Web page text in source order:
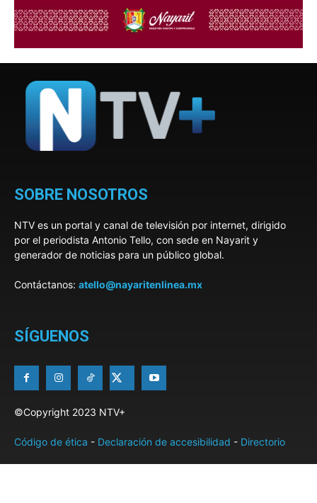
SOBRE NOSOTROS
NTV es un portal y canal de televisión por internet, dirigido
por el periodista Antonio Tello, con sede en Nayarit y
generador de noticias para un público global.
Contáctanos: atello@nayaritenlinea.mx
SÍGUENOS
©Copyright 2023 NTV+
Código de ética - Declaración de accesibilidad - Directorio